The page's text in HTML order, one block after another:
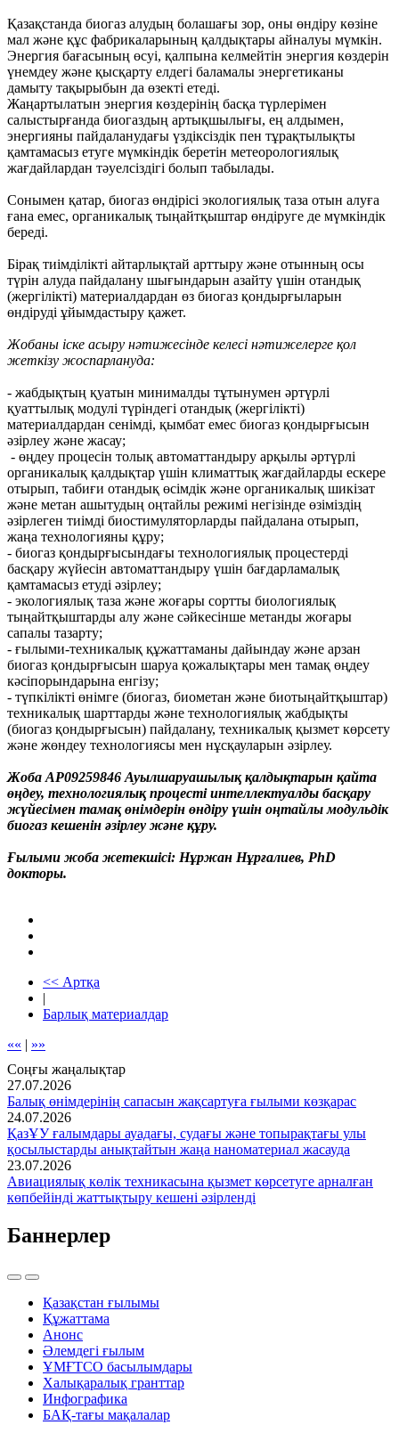
Қазақстанда биогаз алудың болашағы зор, оны өндіру көзіне
мал және құс фабрикаларының қалдықтары айналуы мүмкін.
Энергия бағасының өсуі, қалпына келмейтін энергия көздерін
үнемдеу және қысқарту елдегі баламалы энергетиканы
дамыту тақырыбын да өзекті етеді.
Жаңартылатын энергия көздерінің басқа түрлерімен
салыстырғанда биогаздың артықшылығы, ең алдымен,
энергияны пайдаланудағы үздіксіздік пен тұрақтылықты
қамтамасыз етуге мүмкіндік беретін метеорологиялық
жағдайлардан тәуелсіздігі болып табылады.
Сонымен қатар, биогаз өндірісі экологиялық таза отын алуға
ғана емес, органикалық тыңайтқыштар өндіруге де мүмкіндік
береді.
Бірақ тиімділікті айтарлықтай арттыру және отынның осы
түрін алуда пайдалану шығындарын азайту үшін отандық
(жергілікті) материалдардан өз биогаз қондырғыларын
өндіруді ұйымдастыру қажет.
Жобаны іске асыру нәтижесінде келесі нәтижелерге қол
жеткізу жоспарлануда:
- жабдықтың қуатын минималды тұтынумен әртүрлі
қуаттылық модулі түріндегі отандық (жергілікті)
материалдардан сенімді, қымбат емес биогаз қондырғысын
әзірлеу және жасау;
- өңдеу процесін толық автоматтандыру арқылы әртүрлі
органикалық қалдықтар үшін климаттық жағдайларды ескере
отырып, табиғи отандық өсімдік және органикалық шикізат
және метан ашытудың оңтайлы режимі негізінде өзіміздің
әзірлеген тиімді биостимуляторларды пайдалана отырып,
жаңа технологияны құру;
- биогаз қондырғысындағы технологиялық процестерді
басқару жүйесін автоматтандыру үшін бағдарламалық
қамтамасыз етуді әзірлеу;
- экологиялық таза және жоғары сортты биологиялық
тыңайтқыштарды алу және сәйкесінше метанды жоғары
сапалы тазарту;
- ғылыми-техникалық құжаттаманы дайындау және арзан
биогаз қондырғысын шаруа қожалықтары мен тамақ өңдеу
кәсіпорындарына енгізу;
- түпкілікті өнімге (биогаз, биометан және биотыңайтқыштар)
техникалық шарттарды және технологиялық жабдықты
(биогаз қондырғысын) пайдалану, техникалық қызмет көрсету
және жөндеу технологиясы мен нұсқауларын әзірлеу.
Жоба АР09259846 Ауылшаруашылық қалдықтарын қайта
өңдеу, технологиялық процесті интеллектуалды басқару
жүйесімен тамақ өнімдерін өндіру үшін оңтайлы модульдік
биогаз кешенін әзірлеу және құру.
Ғылыми жоба жетекшісі: Нұржан Нұрғалиев, PhD
докторы.
<< Артқа
|
Барлық материалдар
«« | »»
Соңғы жаңалықтар
27.07.2026
Балық өнімдерінің сапасын жақсартуға ғылыми көзқарас
24.07.2026
ҚазҰУ ғалымдары ауадағы, судағы және топырақтағы улы
қосылыстарды анықтайтын жаңа наноматериал жасауда
23.07.2026
Авиациялық көлік техникасына қызмет көрсетуге арналған
көпбейінді жаттықтыру кешені әзірленді
Баннерлер
Қазақстан ғылымы
Құжаттама
Анонс
Әлемдегі ғылым
ҰМҒТСО басылымдары
Халықаралық гранттар
Инфографика
БАҚ-тағы мақалалар